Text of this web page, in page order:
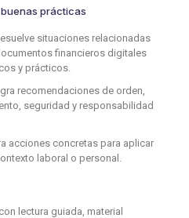
prácticas
situaciones relacionadas
financieros digitales
y prácticos.
recomendaciones de orden,
seguridad y responsabilidad
acciones concretas para aplicar
laboral o personal.
lectura guiada, material